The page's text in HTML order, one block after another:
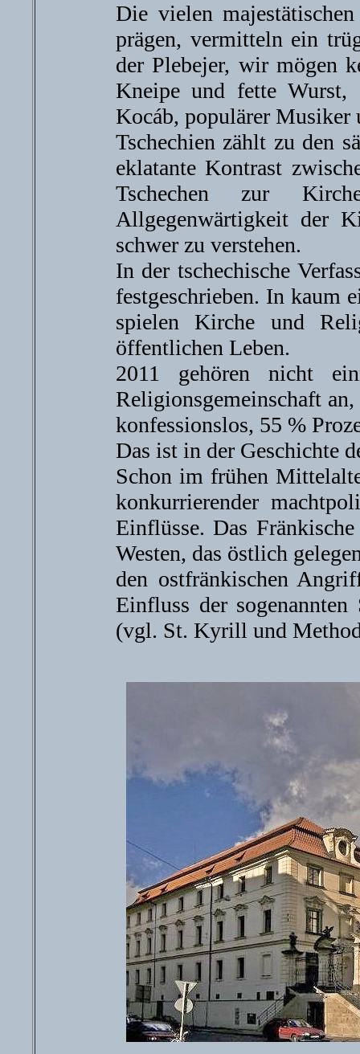
Die vielen
prägen, vermitteln ein
der Plebejer, wir mögen
Kneipe und fette Wurst,
Kocáb, populärer Musiker
Tschechien zählt zu den
eklatante Kontrast
Tschechen zur
Allgegenwärtigkeit der
schwer zu verstehen.
In der tschechische
festgeschrieben. In kaum
spielen Kirche und
öffentlichen Leben.
2011 gehören nicht
Religionsgemeinschaft
konfessionslos, 55 %
Das ist in der Geschichte
Schon im frühen
konkurrierender
Einflüsse. Das
Westen, das östlich
den ostfränkischen
Einfluss der
(vgl. St. Kyrill und